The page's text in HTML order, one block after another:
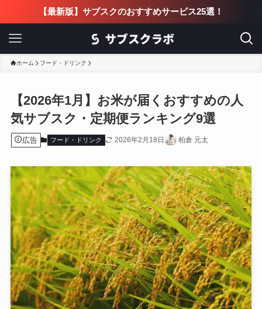
【最新版】サブスクのおすすめサービス25選！
ホーム フード・ドリンク
【2026年1月】お米が届くおすすめの人
気サブスク・定期便ランキング9選
広告 フード・ドリンク 2026年2月18日 柏倉 元太